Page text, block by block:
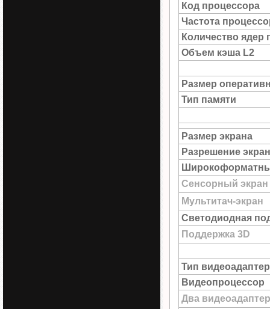
Код процессора
Частота
Количество ядер
Объем кэша L2
Размер
Тип памяти
Размер экрана
Разрешение
Сенсорный экран
Мультитач-экран
Светодиодная
Поддержка 3D
Тип
Видеопроцессор
Два